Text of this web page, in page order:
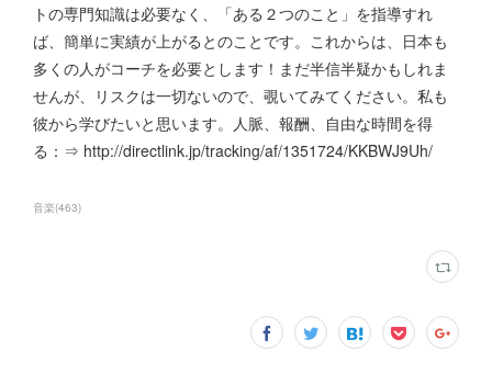
トの専門知識は必要なく、「ある２つのこと」を指導すれ
ば、簡単に実績が上がるとのことです。これからは、日本も
多くの人がコーチを必要とします！まだ半信半疑かもしれま
せんが、リスクは一切ないので、覗いてみてください。私も
彼から学びたいと思います。人脈、報酬、自由な時間を得
る：⇒ http://directlink.jp/tracking/af/1351724/KKBWJ9Uh/
音楽(463)